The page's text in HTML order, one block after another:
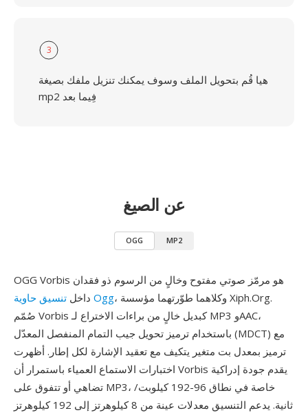
3
هيا قُم بتحويل الملف وسوف يمكنك تنزيل ملفك بصيغة
mp2 فِيما بعد
عن الصيغ
OGG MP2
OGG Vorbis هو مرمّز صوتي مفتوح وخالٍ من الرسوم ذو فقدان
داخل تنسيق حاوية Ogg، وكلاهما طوّرتهما مؤسسة Xiph.Org.
صُمّم Vorbis كبديل خالٍ من براءات الاختراع لـ MP3 وAAC،
باستخدام ترميز تحويل جيب التمام المنفصل المعدّل (MDCT) مع
ترميز بمعدل بت متغير يتكيف مع تعقيد الإشارة لكل إطار. أظهرت
اختبارات الاستماع العمياء باستمرار أن Vorbis يقدم جودة إدراكية
تضاهي أو تتفوق على MP3، خاصة في نطاق 96-192 كيلوبت/
ثانية. يدعم التنسيق معدلات عينة من 8 كيلوهرتز إلى 192 كيلوهرتز